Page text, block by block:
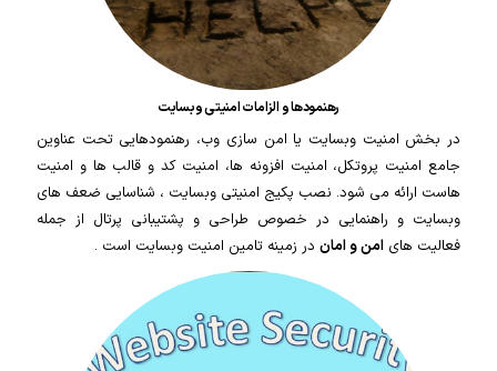
رهنمودها و الزامات امنیتی وبسایت
در بخش امنیت وبسایت یا امن سازی وب، رهنمودهایی تحت عناوین
جامع امنیت پروتکل، امنیت افزونه ها، امنیت کد و قالب ها و امنیت
هاست ارائه می شود. نصب پکیج امنیتی وبسایت ، شناسایی ضعف های
وبسایت و راهنمایی در خصوص طراحی و پشتیبانی پرتال از جمله
فعالیت های امن و اماندر زمینه تامین امنیت وبسایت است .